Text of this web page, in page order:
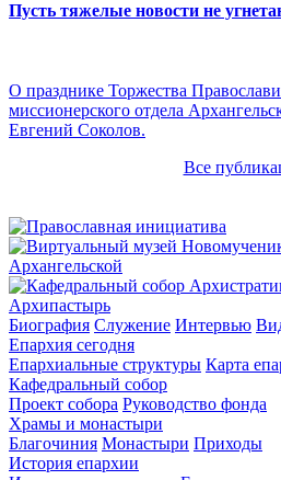
Пусть тяжелые новости не
О празднике Торжества
миссионерского отдела
Евгений Соколов.
Все
Архипастырь
Биография Служение Интервью
Епархия сегодня
Епархиальные структуры Карта
Кафедральный собор
Проект собора Руководство фонда
Храмы и монастыри
Благочиния Монастыри Приходы
История епархии